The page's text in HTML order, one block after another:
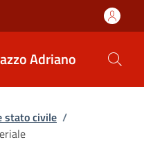
Adriano
stato civile /